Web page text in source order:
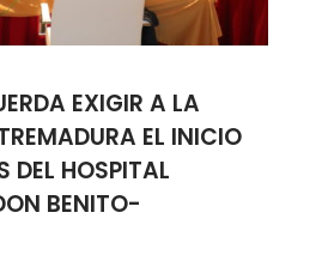
EXIGIR A LA
EL INICIO
DEL HOSPITAL
BENITO-